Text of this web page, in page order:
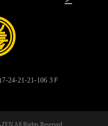
24-21-21-106 3Ｆ